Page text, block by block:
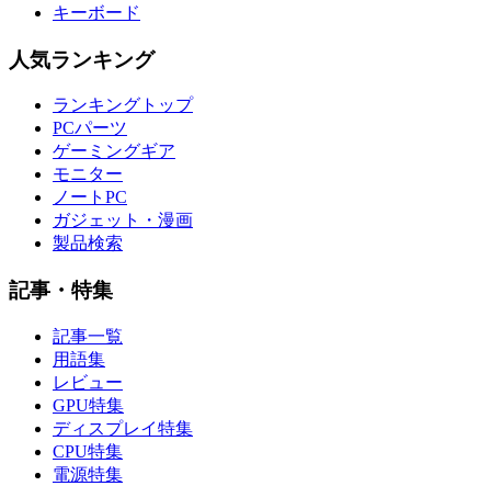
キーボード
人気ランキング
ランキングトップ
PCパーツ
ゲーミングギア
モニター
ノートPC
ガジェット・漫画
製品検索
記事・特集
記事一覧
用語集
レビュー
GPU特集
ディスプレイ特集
CPU特集
電源特集